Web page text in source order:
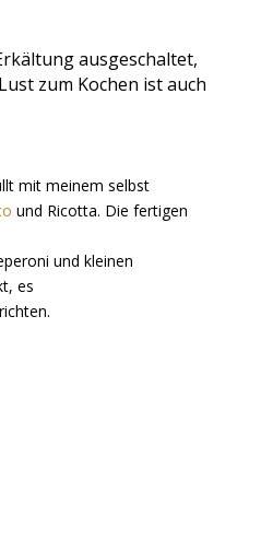
ausgeschaltet,
zum Kochen ist auch
mit meinem selbst
und Ricotta. Die fertigen
und kleinen
es